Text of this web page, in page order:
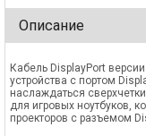
Описание
Кабель DisplayPort
устройства с портом
наслаждаться
для игровых ноутбуков,
проекторов с разъемом